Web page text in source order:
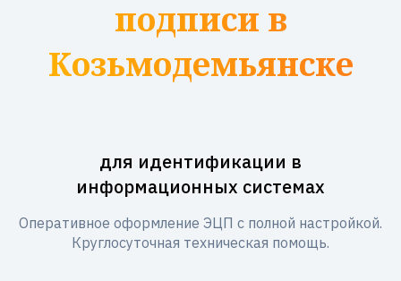
подписи в
Козьмодемьянске
для идентификации в
информационных системах
Оперативное оформление ЭЦП с полной настройкой.
Круглосуточная техническая помощь.